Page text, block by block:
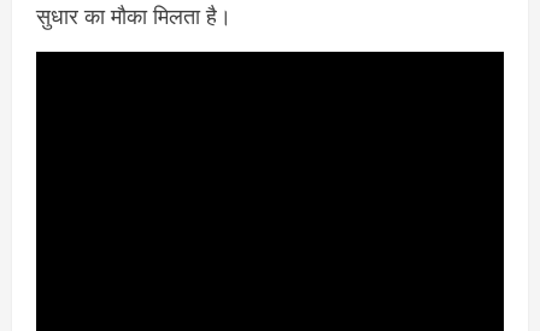
सुधार का मौका मिलता है।